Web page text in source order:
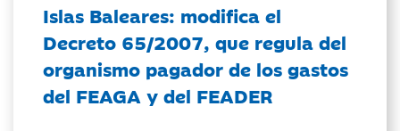
Islas Baleares: modifica el
Decreto 65/2007, que regula del
organismo pagador de los gastos
del FEAGA y del FEADER